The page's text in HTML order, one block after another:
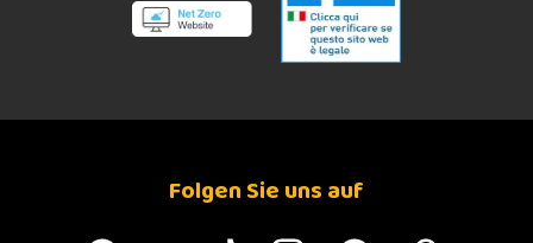
Folgen Sie uns auf